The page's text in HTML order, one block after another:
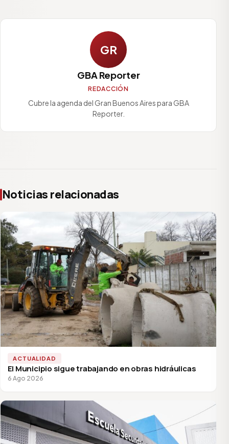
GR
GBA Reporter
REDACCIÓN
Cubre la agenda del Gran Buenos Aires para GBA
Reporter.
Noticias relacionadas
ACTUALIDAD
El Municipio sigue trabajando en obras hidráulicas
6 Ago 2026